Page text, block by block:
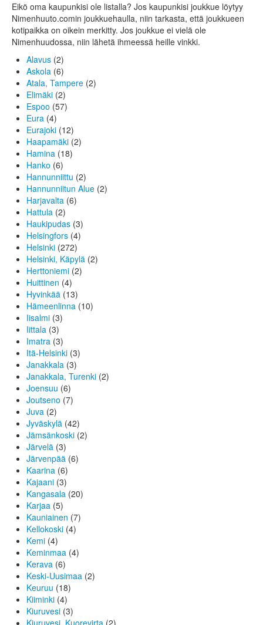
Eikö oma kaupunkisi ole listalla? Jos kaupunkisi joukkue löytyy
Nimenhuuto.comin joukkuehaulla, niin tarkasta, että joukkueen
kotipaikka on oikein merkitty. Jos joukkue ei vielä ole
Nimenhuudossa, niin lähetä ihmeessä heille vinkki.
Alavus (2)
Askola (6)
Atala, Tampere (2)
Elimäki (2)
Espoo (57)
Eura (4)
Eurajoki (12)
Haapamäki (2)
Hamina (18)
Hanko (6)
Hannunniittu (2)
Hannunniitun Alue (2)
Harjavalta (6)
Hattula (2)
Haukipudas (3)
Helsingfors (4)
Helsinki (272)
Helsinki, Käpylä (2)
Herttoniemi (2)
Huittinen (4)
Hyvinkää (13)
Hämeenlinna (10)
Iisalmi (3)
Iittala (3)
Imatra (3)
Itä-Helsinki (3)
Janakkala (3)
Janakkala, Turenki (2)
Joensuu (6)
Joutseno (7)
Juva (2)
Jyväskylä (42)
Jämsänkoski (2)
Järvelä (3)
Järvenpää (6)
Kaarina (6)
Kajaani (3)
Kangasala (20)
Karjaa (5)
Kauniainen (7)
Kellokoski (4)
Kemi (4)
Keminmaa (4)
Kerava (6)
Keski-Uusimaa (2)
Keuruu (18)
Kiiminki (4)
Kiuruvesi (3)